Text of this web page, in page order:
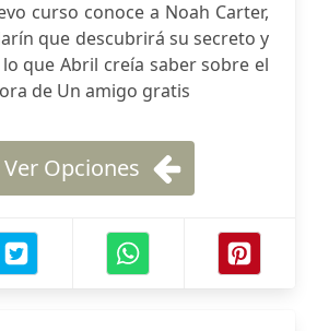
curso conoce a Noah Carter,
que descubrirá su secreto y
que Abril creía saber sobre el
de Un amigo gratis
Ver Opciones